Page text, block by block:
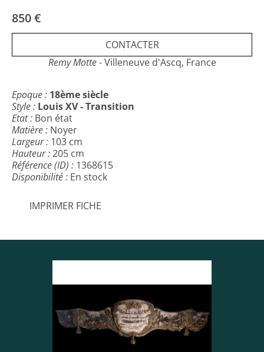
850 €
CONTACTER
Remy Motte- Villeneuve d'Ascq, France
Epoque : 18ème siècle
Style : Louis XV - Transition
Etat : Bon état
Matière : Noyer
Largeur : 103 cm
Hauteur :205 cm
Référence (ID) : 1368615
Disponibilité : En stock
IMPRIMER FICHE